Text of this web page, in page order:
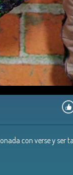
con verse y ser